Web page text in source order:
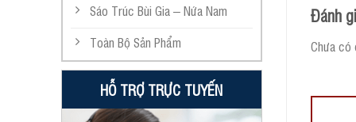
Sáo Trúc Bùi Gia – Nứa Nam
Toàn Bộ Sản Phẩm
HỖ TRỢ TRỰC TUYẾN
Đánh
Chưa có